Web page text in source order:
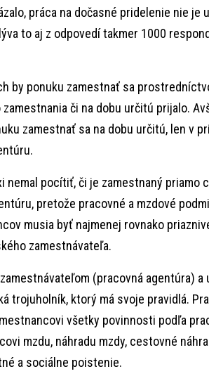
práca na dočasné pridelenie nie je
to aj z odpovedí takmer 1000
by ponuku zamestnať sa
či na dobu určitú prijalo.
zamestnať sa na dobu určitú, len v
nemal pocítiť, či je zamestnaný priamo
pretože pracovné a mzdové
musia byť najmenej rovnako
zamestnávateľa.
(pracovná agentúra) a
trojuholník, ktorý má svoje pravidlá.
všetky povinnosti podľa
mzdu, náhradu mzdy, cestovné
a sociálne poistenie.